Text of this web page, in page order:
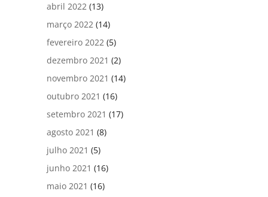
abril 2022 (13)
março 2022 (14)
fevereiro 2022 (5)
dezembro 2021 (2)
novembro 2021 (14)
outubro 2021 (16)
setembro 2021 (17)
agosto 2021 (8)
julho 2021 (5)
junho 2021 (16)
maio 2021 (16)